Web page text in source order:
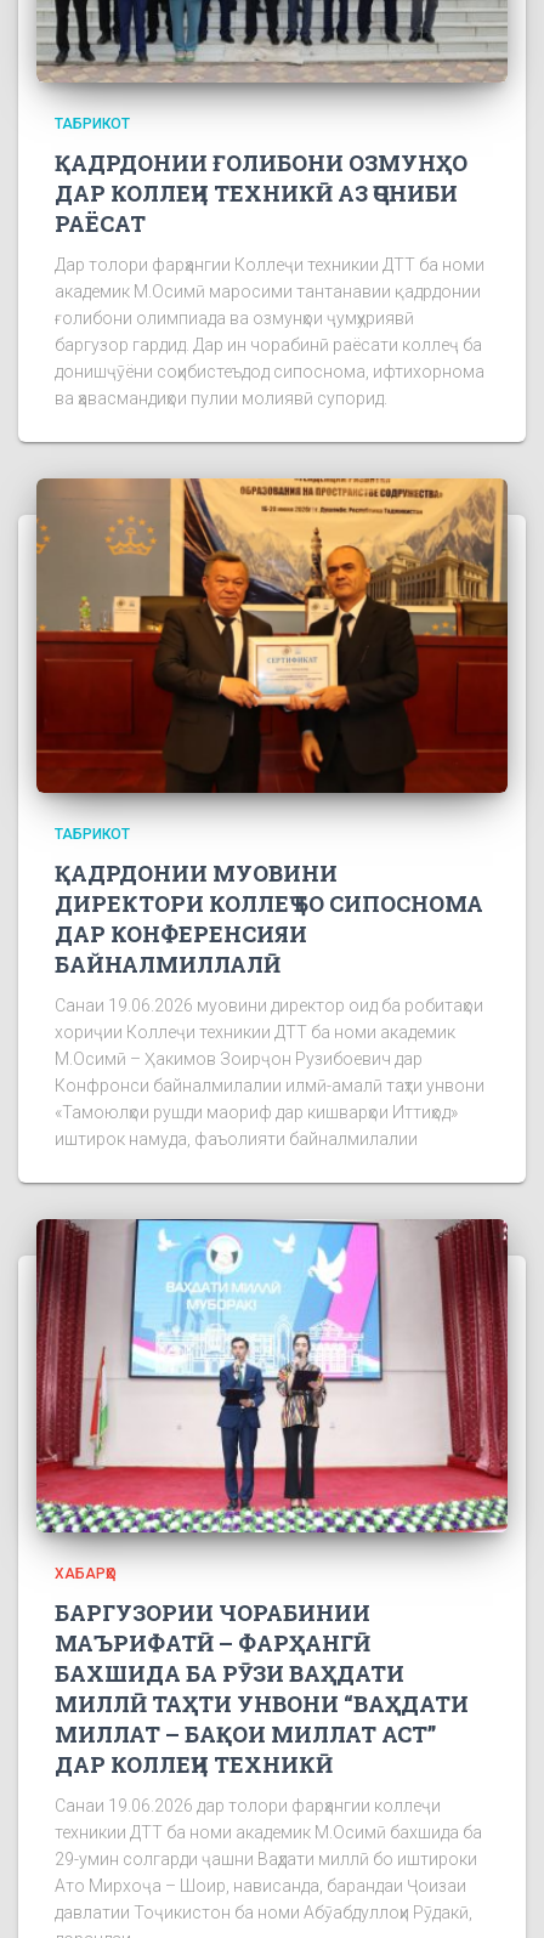
ТАБРИКОТ
ҚАДРДОНИИ ҒОЛИБОНИ ОЗМУНҲО
ДАР КОЛЛЕҶИ ТЕХНИКӢ АЗ ҶОНИБИ
РАЁСАТ
Дар толори фарҳангии Коллеҷи техникии ДТТ ба номи
академик М.Осимӣ маросими тантанавии қадрдонии
ғолибони олимпиада ва озмунҳои ҷумҳуриявӣ
баргузор гардид. Дар ин чорабинӣ раёсати коллеҷ ба
донишҷӯёни соҳибистеъдод сипоснома, ифтихорнома
ва ҳавасмандиҳои пулии молиявӣ супорид.
ТАБРИКОТ
ҚАДРДОНИИ МУОВИНИ
ДИРЕКТОРИ КОЛЛЕҶ БО СИПОСНОМА
ДАР КОНФЕРЕНСИЯИ
БАЙНАЛМИЛЛАЛӢ
Санаи 19.06.2026 муовини директор оид ба робитаҳои
хориҷии Коллеҷи техникии ДТТ ба номи академик
М.Осимӣ – Ҳакимов Зоирҷон Рузибоевич дар
Конфронси байналмилалии илмӣ-амалӣ таҳти унвони
«Тамоюлҳои рушди маориф дар кишварҳои Иттиҳод»
иштирок намуда, фаъолияти байналмилалии
ХАБАРҲО
БАРГУЗОРИИ ЧОРАБИНИИ
МАЪРИФАТӢ – ФАРҲАНГӢ
БАХШИДА БА РӮЗИ ВАҲДАТИ
МИЛЛӢ ТАҲТИ УНВОНИ “ВАҲДАТИ
МИЛЛАТ – БАҚОИ МИЛЛАТ АСТ”
ДАР КОЛЛЕҶИ ТЕХНИКӢ
Санаи 19.06.2026 дар толори фарҳангии коллеҷи
техникии ДТТ ба номи академик М.Осимӣ бахшида ба
29-умин солгарди ҷашни Ваҳдати миллӣ бо иштироки
Ато Мирхоҷа – Шоир, нависанда, барандаи Ҷоизаи
давлатии Тоҷикистон ба номи Абӯабдуллоҳи Рӯдакӣ,